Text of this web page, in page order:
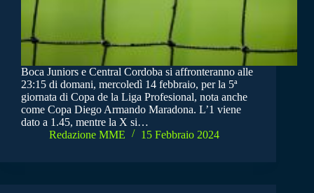
Boca Juniors e Central Cordoba si affronteranno alle
23:15 di domani, mercoledì 14 febbraio, per la 5ª
giornata di Copa de la Liga Profesional, nota anche
come Copa Diego Armando Maradona. L’1 viene
dato a 1.45, mentre la X si…
Redazione MME
15 Febbraio 2024